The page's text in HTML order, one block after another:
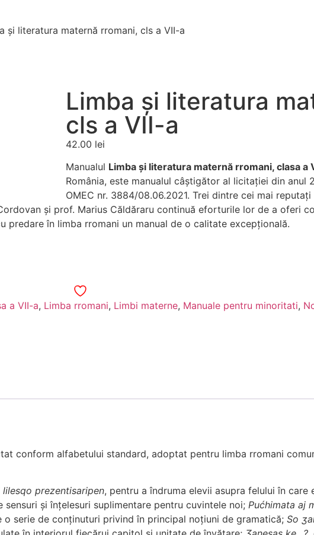
și literatura maternă rromani, cls a VII-a
Limba și literatura
cls a VII-a
42.00 lei
Manualul Limba și literatura maternă rromani, clasa a
România, este manualul câștigător al licitației din anul
OMEC nr. 3884/08.06.2021. Trei dintre cei mai
și prof. Marius Căldăraru continuă eforturile lor de a oferi
predare în limba rromani un manual de o calitate excepțională.
a VII-a, Limba rromani, Limbi materne, Manuale pentru minoritati,
conform alfabetului standard, adoptat pentru limba rromani
lilesqo prezentisaripen, pentru a îndruma elevii asupra felului în
sensuri și înțelesuri suplimentare pentru cuvintele noi; Pućhimata aj
o serie de conținuturi privind în principal noțiuni de gramatică; So